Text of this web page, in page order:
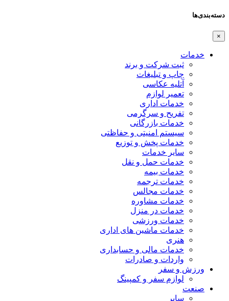
دسته‌بندی‌ها
×
خدمات
ثبت شرکت و برند
چاپ و تبلیغات
آتلیه عکاسی
تعمیر لوازم
خدمات اداری
تفریح و سرگرمی
خدمات بازرگانی
سیستم امنیتی و حفاظتی
خدمات پخش و توزیع
سایر خدمات
خدمات حمل و نقل
خدمات بیمه
خدمات ترجمه
خدمات مجالس
خدمات مشاوره
خدمات در منزل
خدمات ورزشی
خدمات ماشین های اداری
هنری
خدمات مالی و حسابداری
واردات و صادرات
ورزش و سفر
لوازم سفر و کمپینگ
صنعت
سایر